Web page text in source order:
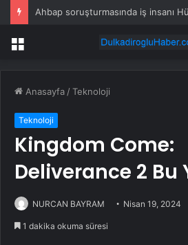
Menü
Anasayfa /Teknoloji
Teknoloji
Kingdom Come:
Deliverance 2 Bu
NURCAN BAYRAM Nisan 19, 2024
1 dakika okuma süresi